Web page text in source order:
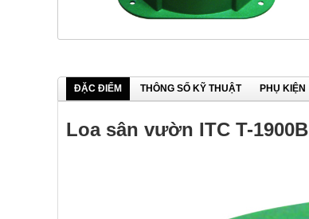
ĐẶC ĐIỂM THÔNG SỐ KỸ THUẬT PHỤ KIỆN
Loa sân vườn ITC T-1900B